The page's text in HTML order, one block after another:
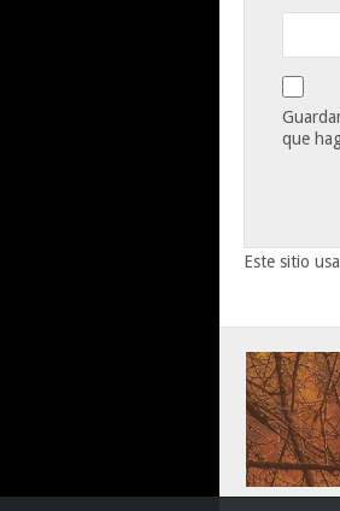
que
Este sitio